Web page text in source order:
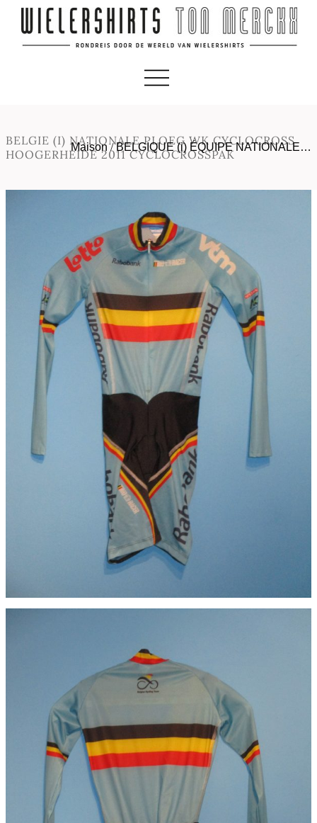
BELGIE (I) NATIONALE PLOEG WK CYCLOCROSS
HOOGERHEIDE 2011 CYCLOCROSSPAK
Maison/BELGIQUE (i) ÉQUIPE NATIONALE…